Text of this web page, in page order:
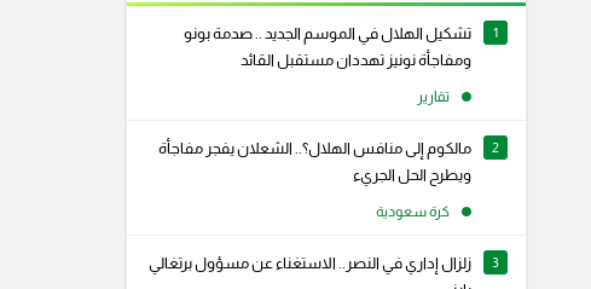
1
تشكيل الهلال في الموسم الجديد .. صدمة بونو
ومفاجأة نونيز تهددان مستقبل القائد
تقارير
2
مالكوم إلى منافس الهلال؟.. الشعلان يفجر مفاجأة
ويطرح الحل الجريء
كرة سعودية
3
زلزال إداري في النصر.. الاستغناء عن مسؤول برتغالي